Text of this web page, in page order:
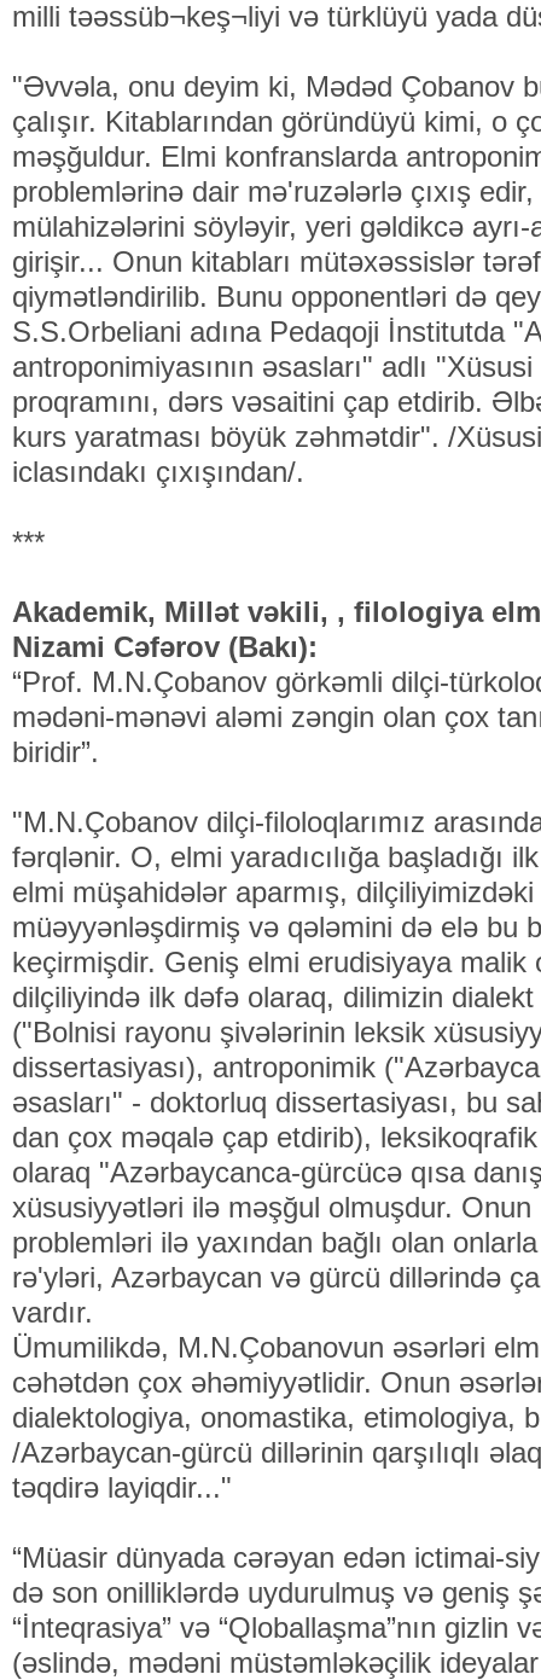
milli təəssüb¬keş¬liyi və türklüyü yada
"Əvvəla, onu deyim ki, Mədəd Çobanov
çalışır. Kitablarından göründüyü kimi, o
məşğuldur. Elmi konfranslarda
problemlərinə dair mə'ruzələrlə çıxış
mülahizələrini söyləyir, yeri gəldikcə
girişir... Onun kitabları mütəxəssislər
qiymətləndirilib. Bunu opponentləri də
S.S.Orbeliani adına Pedaqoji İnstitutda
antroponimiyasının əsasları" adlı
proqramını, dərs vəsaitini çap etdirib.
kurs yaratması böyük zəhmətdir". /
iclasındakı çıxışından/.
***
Akademik, Millət vəkili, , filologiya
Nizami Cəfərov (Bakı):
“Prof. M.N.Çobanov görkəmli dilçi-
mədəni-mənəvi aləmi zəngin olan çox
biridir”.
"M.N.Çobanov dilçi-filoloqlarımız
fərqlənir. O, elmi yaradıcılığa başladığı
elmi müşahidələr aparmış, dilçiliyimizdəki
müəyyənləşdirmiş və qələmini də elə bu
keçirmişdir. Geniş elmi erudisiyaya malik
dilçiliyində ilk dəfə olaraq, dilimizin
("Bolnisi rayonu şivələrinin leksik
dissertasiyası), antroponimik
əsasları" - doktorluq dissertasiyası, bu
dan çox məqalə çap etdirib),
olaraq "Azərbaycanca-gürcücə qısa
xüsusiyyətləri ilə məşğul olmuşdur. Onun
problemləri ilə yaxından bağlı olan
rə'yləri, Azərbaycan və gürcü dillərində
vardır.
Ümumilikdə, M.N.Çobanovun əsərləri
cəhətdən çox əhəmiyyətlidir. Onun
dialektologiya, onomastika, etimologiya,
/Azərbaycan-gürcü dillərinin qarşılıqlı
təqdirə layiqdir..."
“Müasir dünyada cərəyan edən ictimai-
də son onilliklərdə uydurulmuş və geniş
“İnteqrasiya” və “Qloballaşma”nın gizlin
(əslində, mədəni müstəmləkəçilik